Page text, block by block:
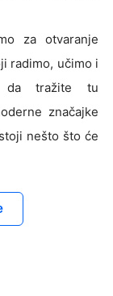
za otvaranje
radimo, učimo i
da tražite tu
značajke
nešto što će